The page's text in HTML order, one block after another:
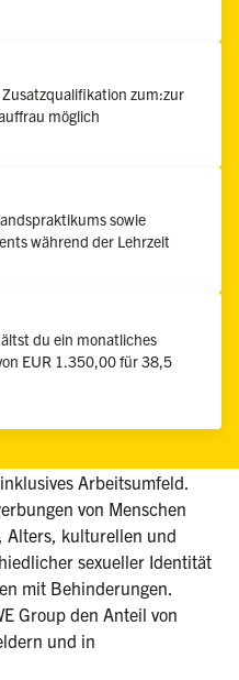
zum:zur
möglich
sowie
während der Lehrzeit
du ein monatliches
EUR 1.350,00 für 38,5
Arbeitsumfeld.
von Menschen
Alters, kulturellen und
sexueller Identität
mit Behinderungen.
Group den Anteil von
und in